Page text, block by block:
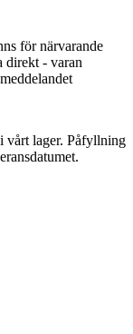
för närvarande
direkt - varan
vårt lager. Påfyllning